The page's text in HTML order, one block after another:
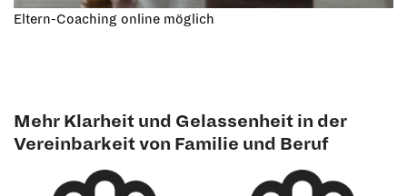
Eltern-Coaching online möglich
Mehr Klarheit und Gelassenheit in der
Vereinbarkeit von Familie und Beruf